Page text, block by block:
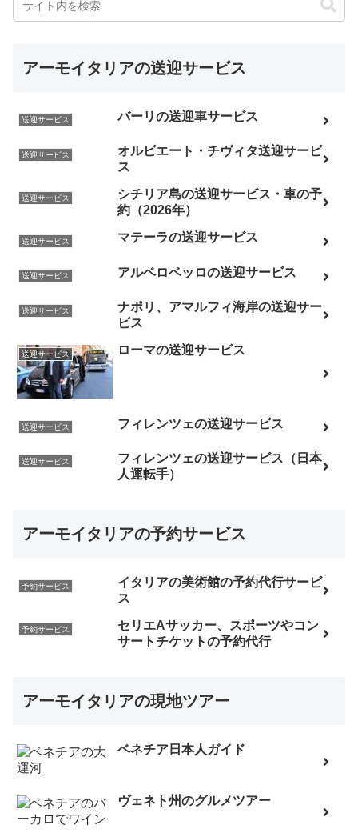
アーモイタリアの送迎サービス
送迎サービス バーリの送迎車サービス
送迎サービス
オルビエート・チヴィタ送迎サービ
ス
送迎サービス
シチリア島の送迎サービス・車の予
約（2026年）
送迎サービス マテーラの送迎サービス
送迎サービス アルベロベッロの送迎サービス
送迎サービス
ナポリ、アマルフィ海岸の送迎サー
ビス
送迎サービス ローマの送迎サービス
送迎サービス フィレンツェの送迎サービス
送迎サービス
フィレンツェの送迎サービス（日本
人運転手）
アーモイタリアの予約サービス
予約サービス
イタリアの美術館の予約代行サービ
ス
予約サービス
セリエAサッカー、スポーツやコン
サートチケットの予約代行
アーモイタリアの現地ツアー
ベネチア日本人ガイド
ヴェネト州のグルメツアー